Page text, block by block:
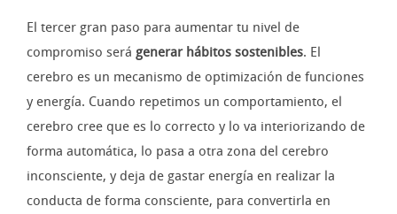
El tercer gran paso para aumentar tu nivel de
compromiso será generar hábitos sostenibles. El
cerebro es un mecanismo de optimización de funciones
y energía. Cuando repetimos un comportamiento, el
cerebro cree que es lo correcto y lo va interiorizando de
forma automática, lo pasa a otra zona del cerebro
inconsciente, y deja de gastar energía en realizar la
conducta de forma consciente, para convertirla en